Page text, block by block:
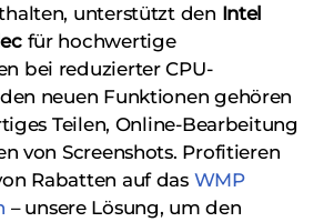
unterstützt den Intel
für hochwertige
bei reduzierter CPU-
neuen Funktionen gehören
Teilen, Online-Bearbeitung
von Screenshots. Profitieren
Rabatten auf das WMP
– unsere Lösung, um den